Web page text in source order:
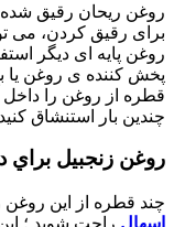
روغن ریحان رقیق شده
برای رقیق کردن، می
روغن پایه ای دیگر
پخش کننده ی روغن یا
قطره از روغن را
چندین بار استنشاق
روغن زنجبیل
چند قطره از این روغن
اسهال راحت شوید ؛